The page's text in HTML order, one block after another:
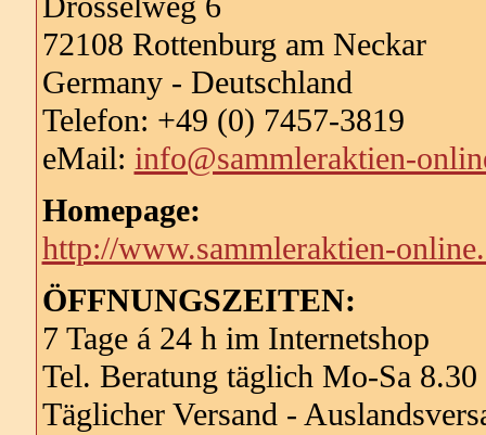
72108 Rottenburg am Neckar
Germany - Deutschland
Telefon: +49 (0) 7457-3819
eMail: info@sammleraktien-
Homepage:
http://www.sammleraktien-
ÖFFNUNGSZEITEN:
7 Tage á 24 h im Internetshop
Tel. Beratung täglich Mo-Sa
Täglicher Versand -